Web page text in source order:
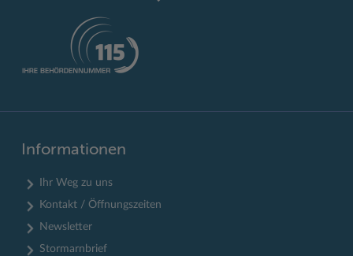
Informationen
Ihr Weg zu uns
Kontakt / Öffnungszeiten
Newsletter
Stormarnbrief